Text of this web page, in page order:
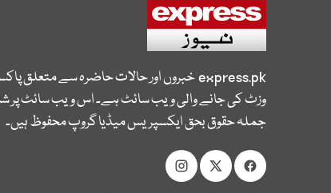
express.pkخبروں اور حالات حاضرہ سے متعلق
وزٹ کی جانے والی ویب سائٹ ہے۔ اس ویب سائٹ پر
جملہ حقوق بحق ایکسپریس میڈیا گروپ محفوظ ہیں۔